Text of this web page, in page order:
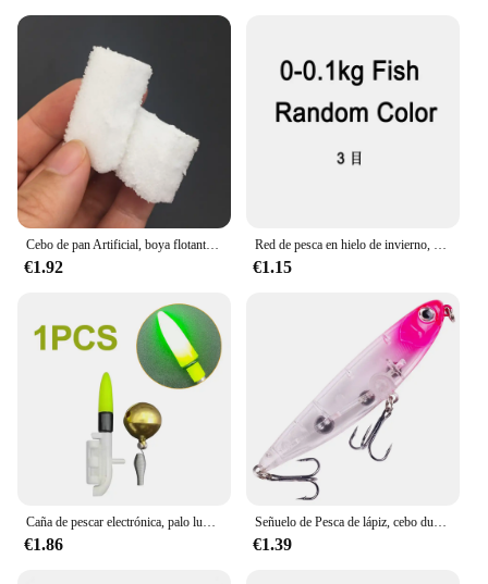
€1.92 €1.15
€1.86 €1.39